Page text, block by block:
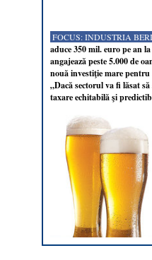
FOCUS: INDUSTRIA
aduce 350 mil. euro pe an
angajează peste 5.000 de
nouă investiţie mare
„Dacă sectorul va fi lăsat
taxare echitabilă şi